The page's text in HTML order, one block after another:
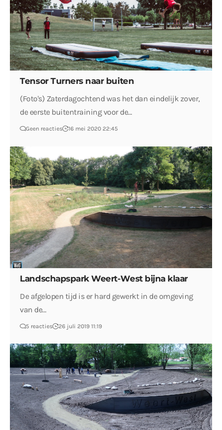
Tensor Turners naar buiten
(Foto's) Zaterdagochtend was het dan eindelijk zover,
de eerste buitentraining voor de…
Geen reacties 16 mei 2020 22:45
Landschapspark Weert-West bijna klaar
De afgelopen tijd is er hard gewerkt in de omgeving
van de…
5 reacties 26 juli 2019 11:19